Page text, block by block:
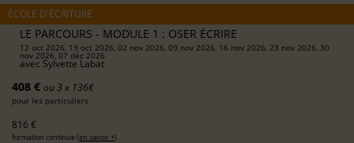
ÉCOLE D'ÉCRITURE
LE PARCOURS - MODULE 1 : OSER ÉCRIRE
12 oct 2026, 19 oct 2026, 02 nov 2026, 09 nov 2026, 16 nov 2026, 23 nov 2026, 30
nov 2026, 07 déc 2026
avec Sylvette Labat
408 € ou 3 x 136€
pour les particuliers
816 €
formation continue (en savoir +)